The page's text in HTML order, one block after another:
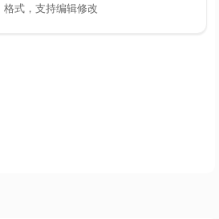
格式，支持编辑修改